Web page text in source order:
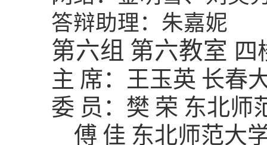
答辩助理：朱嘉妮
第六组 第六教室 四
主 席：王玉英 长春
委 员：樊 荣 东北师
傅 佳 东北师范大